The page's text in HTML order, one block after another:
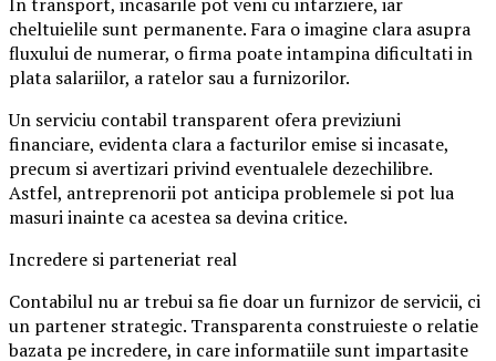
In transport, incasarile pot veni cu intarziere, iar
cheltuielile sunt permanente. Fara o imagine clara asupra
fluxului de numerar, o firma poate intampina dificultati in
plata salariilor, a ratelor sau a furnizorilor.
Un serviciu contabil transparent ofera previziuni
financiare, evidenta clara a facturilor emise si incasate,
precum si avertizari privind eventualele dezechilibre.
Astfel, antreprenorii pot anticipa problemele si pot lua
masuri inainte ca acestea sa devina critice.
Incredere si parteneriat real
Contabilul nu ar trebui sa fie doar un furnizor de servicii, ci
un partener strategic. Transparenta construieste o relatie
bazata pe incredere, in care informatiile sunt impartasite